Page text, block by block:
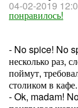
04-02-2019
понравилось!
- No spice! No
несколько раз,
поймут,
столиком в кафе.
- Ok, madam!